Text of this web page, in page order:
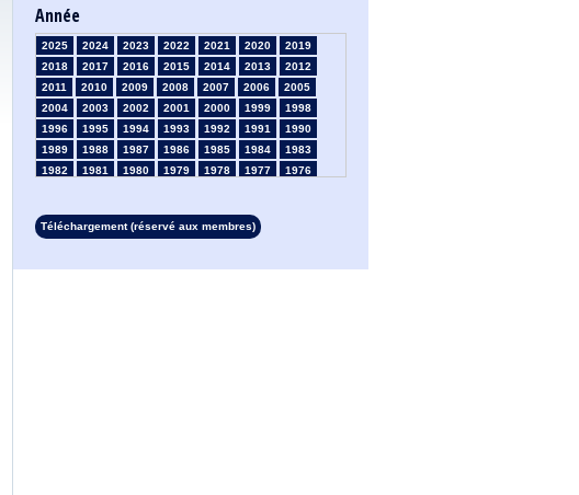
Année
2025 2024 2023 2022 2021 2020
2019
2018
2017 2016 2015 2014 2013
2012
2011
2010 2009 2008 2007 2006
2005
2004
2003 2002 2001 2000 1999
1998
1996
1995 1994 1993 1992 1991
1990
1989
1988 1987 1986 1985 1984
1983
1982
1981 1980 1979 1978 1977
1976
1961
1960 1959 1958 1957 1956
Téléchargement (réservé aux membres)